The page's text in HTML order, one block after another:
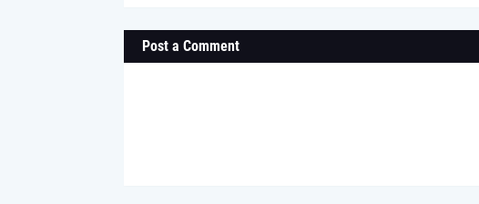
Post a Comment